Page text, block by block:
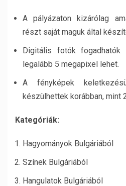
A pályázaton kizárólag
részt saját maguk által
Digitális fotók
legalább 5 megapixel lehet.
A fényképek
készülhettek korábban, mint
Kategóriák:
Hagyományok Bulgáriából
Színek Bulgáriából
Hangulatok Bulgáriából